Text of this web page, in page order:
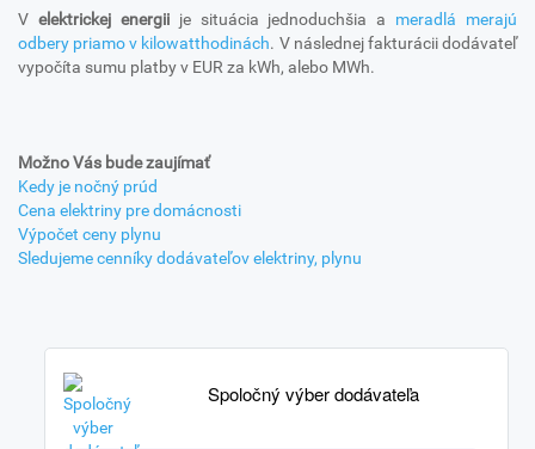
V elektrickej energiije situácia jednoduchšia a meradlá merajú
odbery priamo v kilowatthodinách. V následnej fakturácii dodávateľ
vypočíta sumu platby v EUR za kWh, alebo MWh.
Možno Vás bude zaujímať
Kedy je nočný prúd
Cena elektriny pre domácnosti
Výpočet ceny plynu
Sledujeme cenníky dodávateľov elektriny, plynu
Spoločný výber dodávateľa